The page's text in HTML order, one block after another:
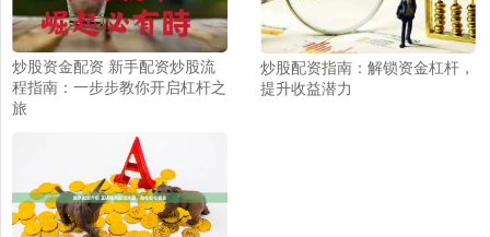
炒股资金配资 新手配资炒股流
程指南：一步步教你开启杠杆之
旅
炒股配资指南：解锁资金杠杆，
提升收益潜力